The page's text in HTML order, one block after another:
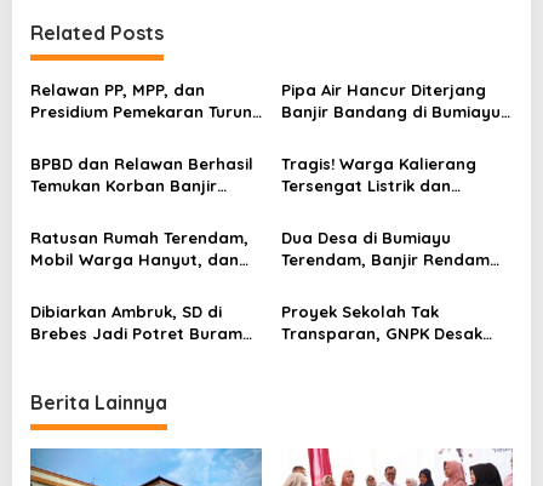
n
a
v
i
g
a
t
i
n
Related Posts
Relawan PP, MPP, dan
Presidium Pemekaran Turun
Brebes Selatan
Pipa Air Hancur Diterjang
Banjir Bandang di Bumiayu,
Total
BPBD dan Relawan Berhasil
Temukan Korban Banjir
Tragis! Warga Kalierang
Tersengat Listrik dan
Bumiayu
Ratusan Rumah Terendam,
Mobil Warga Hanyut, dan
Lumpuh Total
Dua Desa di Bumiayu
Terendam, Banjir Rendam
Dua Jam
Dibiarkan Ambruk, SD di
Brebes Jadi Potret Buram
Proyek Sekolah Tak
Transparan, GNPK Desak
Berita Lainnya